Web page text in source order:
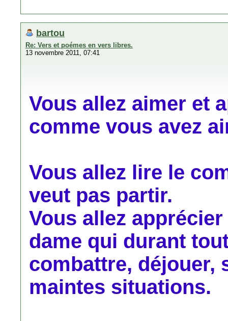
bartou
Re: Vers et poémes en vers libres.
13 novembre 2011, 07:41
Vous allez aimer et
comme vous avez
Vous allez lire le
veut pas partir.
Vous allez
dame qui durant
combattre, déjouer,
maintes situations.